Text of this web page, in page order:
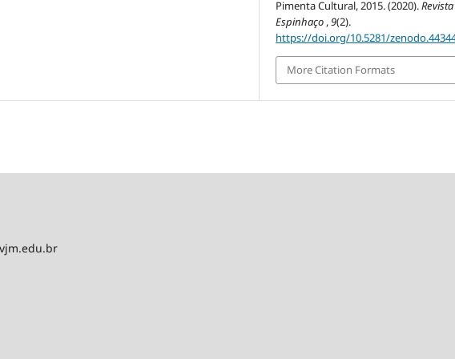
Pimenta Cultural, 2015. (2020).Revista
Espinhaço ,9(2).
https://doi.org/10.5281/
More Citation Formats